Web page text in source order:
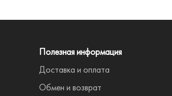
Полезная информация
Доставка и оплата
Обмен и возврат